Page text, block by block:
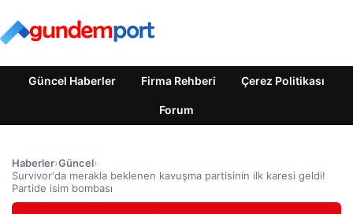
Güncel Haberler Firma Rehberi Çerez Politikası
Forum
Haberler›Güncel›
Survivor'da merakla beklenen kavuşma partisinin ilk karesi geldi!
Partide isim bombası